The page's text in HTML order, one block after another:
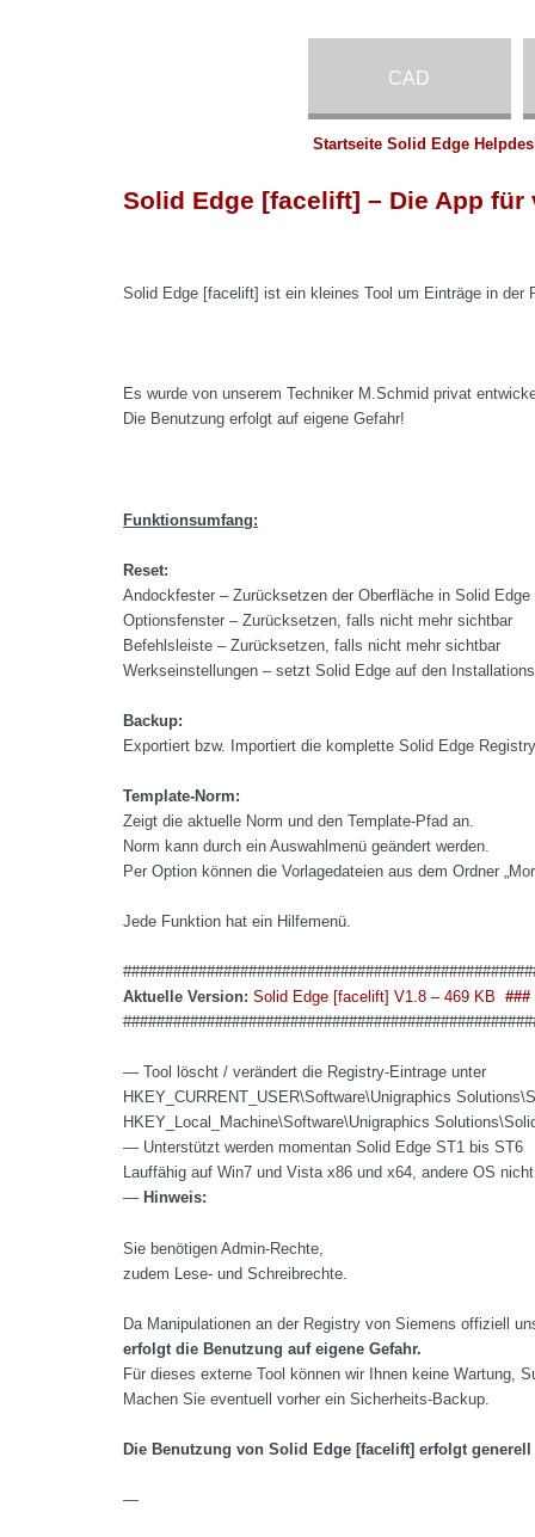
CAD
Startseite Solid Edge
Solid Edge [facelift] – Die App
Solid Edge [facelift] ist ein kleines Tool um Einträge in der
Es wurde von unserem Techniker M.Schmid privat
Die Benutzung erfolgt auf eigene Gefahr!
Funktionsumfang:
Reset:
Andockfester – Zurücksetzen der Oberfläche in Solid Edge
Optionsfenster – Zurücksetzen, falls nicht mehr sichtbar
Befehlsleiste – Zurücksetzen, falls nicht mehr sichtbar
Werkseinstellungen – setzt Solid Edge auf den
Backup:
Exportiert bzw. Importiert die komplette Solid Edge
Template-Norm:
Zeigt die aktuelle Norm und den Template-Pfad an.
Norm kann durch ein Auswahlmenü geändert werden.
Per Option können die Vorlagedateien aus dem Ordner
Jede Funktion hat ein Hilfemenü.
Aktuelle Version:Solid Edge [facelift] V1.8 – 469 KB
— Tool löscht / verändert die Registry-Eintrage unter
HKEY_CURRENT_USER\Software\Unigraphics
HKEY_Local_Machine\Software\Unigraphics
— Unterstützt werden momentan Solid Edge ST1 bis ST6
Lauffähig auf Win7 und Vista x86 und x64, andere OS
— Hinweis:
Sie benötigen Admin-Rechte,
zudem Lese- und Schreibrechte.
Da Manipulationen an der Registry von Siemens offiziell
erfolgt die Benutzung auf eigene Gefahr.
Für dieses externe Tool können wir Ihnen keine Wartung,
Machen Sie eventuell vorher ein Sicherheits-Backup.
Die Benutzung von Solid Edge [facelift] erfolgt generell
—